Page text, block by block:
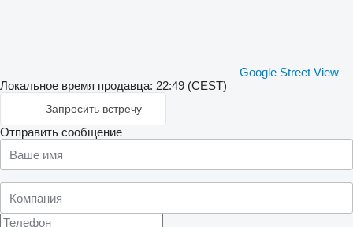
Google Street View
Локальное время продавца: 22:49 (CEST)
Запросить встречу
Отправить сообщение